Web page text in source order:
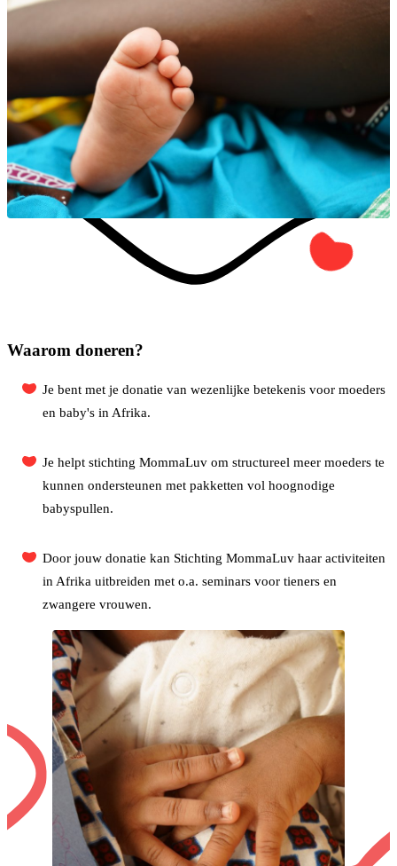
Waarom doneren?
Je bent met je donatie van wezenlijke betekenis voor moeders
en baby's in Afrika.
Je helpt stichting MommaLuv om structureel meer moeders te
kunnen ondersteunen met pakketten vol hoognodige
babyspullen.
Door jouw donatie kan Stichting MommaLuv haar activiteiten
in Afrika uitbreiden met o.a. seminars voor tieners en
zwangere vrouwen.